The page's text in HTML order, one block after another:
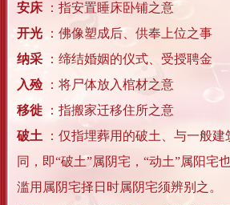
安床 ：指安置睡床卧铺之意
开光
：佛像塑成后、供奉上位之事
纳采
：缔结婚姻的仪式、受授聘金
入殓
：将尸体放入棺材之意
移徙
：指搬家迁移住所之意
破土
：仅指埋葬用的破土、与一般建
同，即“破土”属阴宅，“动土”属阳宅
滥用属阴宅择日时属阴宅须辨别之。